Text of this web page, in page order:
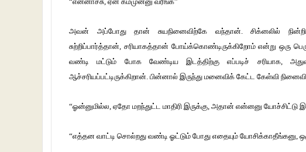
அவன் அப்போது தான் சுயநினைவிற்கே வந்தான். சிக்னலில்
சுற்றிப்பார்த்தான், சரியாகத்தான் போய்க்கொண்டிருக்கிறோம் என்று ஒரு
வண்டி மட்டும் போக வேண்டிய இடத்திற்கு எப்படிச் சரியாக,
ஆச்சரியப்பட்டிருக்கிறான். பின்னால் இருந்து மனைவிக் கேட்ட கேள்வி
“ஓன்னுமில்ல, ஏதோ மறந்துட்ட மாதிரி இருக்கு, அதான் என்னனு யோச்சிட்டு
“எத்தன வாட்டி சொல்றது வண்டி ஓட்டும் போது எதையும் யோசிக்காதீங்கனு,